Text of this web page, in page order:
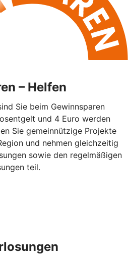
– Helfen
Sie beim Gewinnsparen
und 4 Euro werden
Sie gemeinnützige Projekte
und nehmen gleichzeitig
sowie den regelmäßigen
teil.